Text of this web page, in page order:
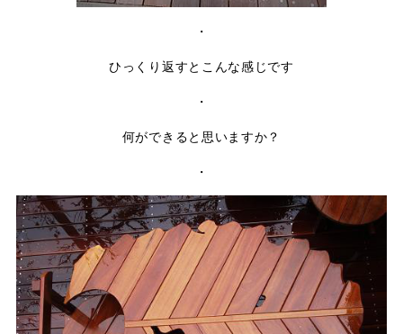
・
ひっくり返すとこんな感じです
・
何ができると思いますか？
・